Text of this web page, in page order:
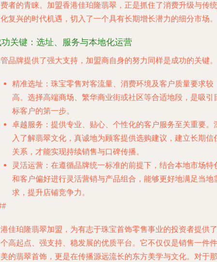
者的青睐。加盟香港佳珀隆翡翠，正是抓住了消费升级与传统
复兴的时代机遇，切入了一个具有长期增长潜力的细分市场。
关键：选址、服务与本地化运营
品牌提供了强大支持，加盟商自身的努力同样是成功的关键。
精准选址 ：珠宝零售对客流量、消费环境及客户质量要求较
高。选择高端商场、繁华商业街或社区等合适地段，是吸引
标客户的第一步。
卓越服务 ：提供专业、贴心、个性化的客户服务至关重要。
入了解翡翠文化，真诚地为顾客提供选购建议，建立长期信
关系，才能实现持续销售与口碑传播。
灵活运营 ：在遵循品牌统一标准的前提下，结合本地市场特
和客户偏好进行灵活营销与产品组合，能够更好地满足当地
求，提升店铺竞争力。
佳珀隆翡翠加盟，为有志于珠宝首饰零售事业的投资者提供了
高起点、强支持、稳发展的优质平台。它不仅仅是销售一件件
的翡翠首饰，更是在传播源远流长的东方美学与文化。对于那